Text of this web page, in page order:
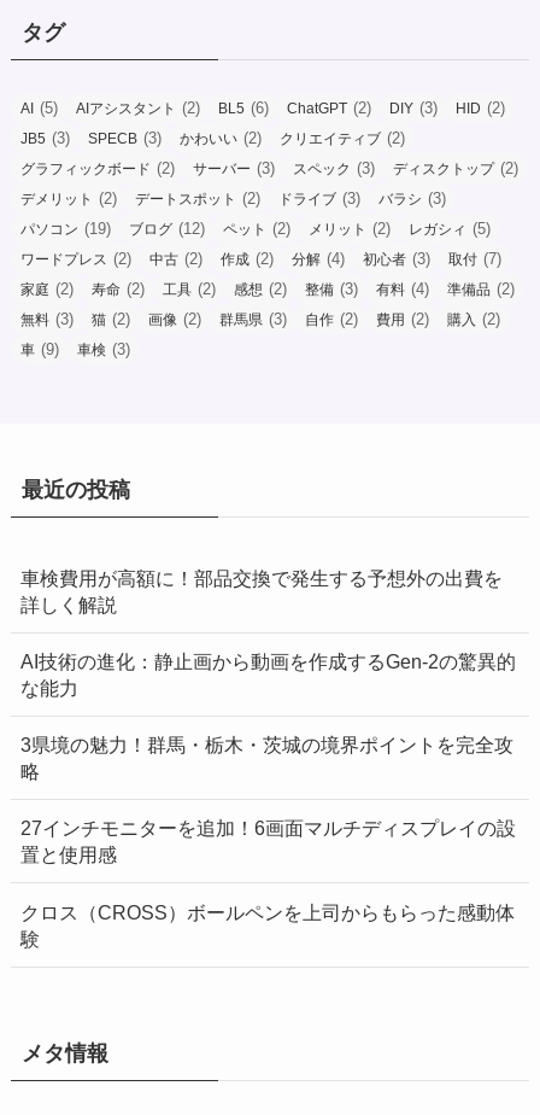
タグ
AI (5) AIアシスタント (2) BL5 (6) ChatGPT (2) DIY (3) HID (2)
JB5 (3) SPECB (3) かわいい (2) クリエイティブ (2)
グラフィックボード (2) サーバー (3) スペック (3) ディスクトップ(2)
デメリット (2) デートスポット (2) ドライブ (3) バラシ (3)
パソコン (19) ブログ (12) ペット (2) メリット (2) レガシィ (5)
ワードプレス (2) 中古 (2) 作成 (2) 分解 (4) 初心者 (3) 取付 (7)
家庭 (2) 寿命 (2) 工具 (2) 感想 (2) 整備 (3) 有料 (4) 準備品 (2)
無料 (3) 猫 (2) 画像 (2) 群馬県 (3) 自作 (2) 費用 (2) 購入 (2)
車 (9) 車検 (3)
最近の投稿
車検費用が高額に！部品交換で発生する予想外の出費を
詳しく解説
AI技術の進化：静止画から動画を作成するGen-2の驚異的
な能力
3県境の魅力！群馬・栃木・茨城の境界ポイントを完全攻
略
27インチモニターを追加！6画面マルチディスプレイの設
置と使用感
クロス（CROSS）ボールペンを上司からもらった感動体
験
メタ情報